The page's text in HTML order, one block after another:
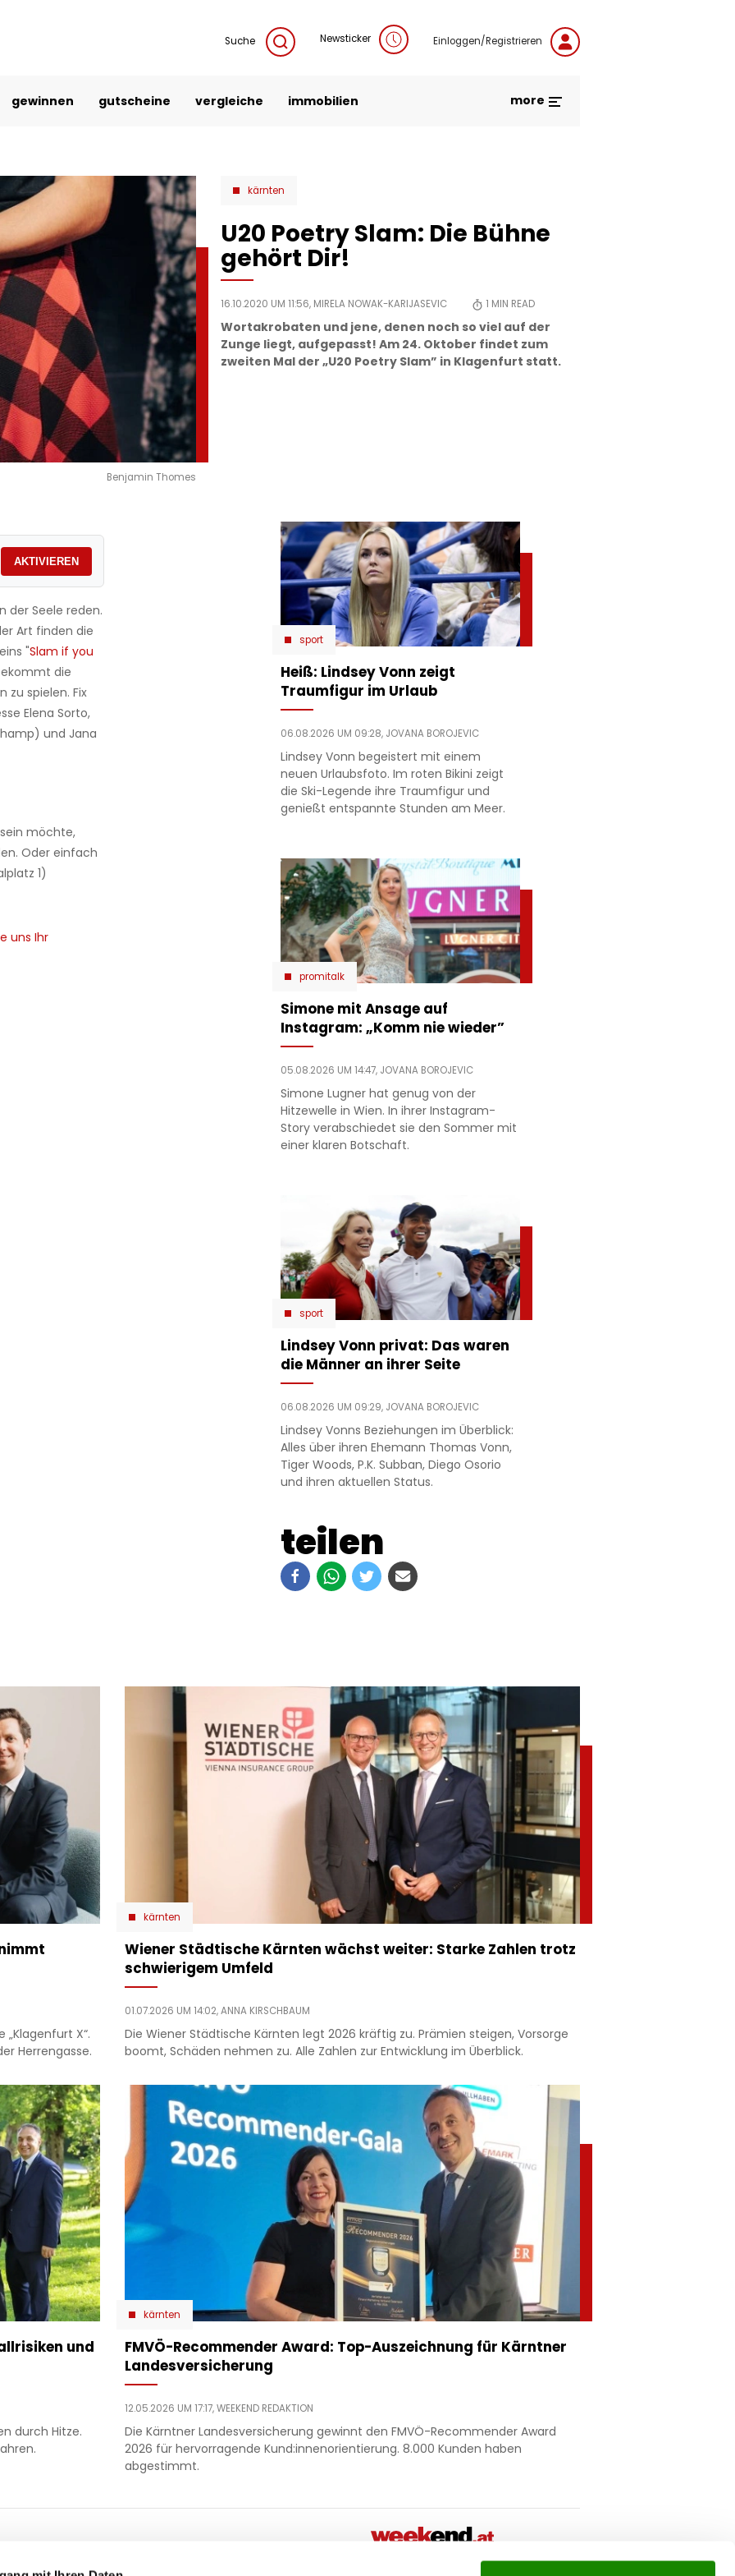
Suche Newsticker Einloggen/Registrieren
gewinnen gutscheine vergleiche immobilien more
Benjamin Thomes
kärnten
U20 Poetry Slam: Die Bühne
gehört Dir!
16.10.2020 UM 11:56, MIRELA NOWAK-KARIJASEVIC 1 MIN READ
Wortakrobaten und jene, denen noch so viel auf der
Zunge liegt, aufgepasst! Am 24. Oktober findet zum
zweiten Mal der „U20 Poetry Slam” in Klagenfurt statt.
AKTIVIEREN
der Seele reden.
Art finden die
"Slam if you
die
zu spielen. Fix
Elena Sorto,
und Jana
möchte,
Oder einfach
1)
uns Ihr
teilen
sport
Heiß: Lindsey Vonn zeigt
Traumfigur im Urlaub
06.08.2026 UM 09:28, JOVANA BOROJEVIC
Lindsey Vonn begeistert mit einem
neuen Urlaubsfoto. Im roten Bikini zeigt
die Ski-Legende ihre Traumfigur und
genießt entspannte Stunden am Meer.
promitalk
Simone mit Ansage auf
Instagram: „Komm nie wieder”
05.08.2026 UM 14:47, JOVANA BOROJEVIC
Simone Lugner hat genug von der
Hitzewelle in Wien. In ihrer Instagram-
Story verabschiedet sie den Sommer mit
einer klaren Botschaft.
sport
Lindsey Vonn privat: Das waren
die Männer an ihrer Seite
06.08.2026 UM 09:29, JOVANA BOROJEVIC
Lindsey Vonns Beziehungen im Überblick:
Alles über ihren Ehemann Thomas Vonn,
Tiger Woods, P.K. Subban, Diego Osorio
und ihren aktuellen Status.
X“.
Herrengasse.
kärnten
Wiener Städtische Kärnten wächst weiter: Starke Zahlen trotz
schwierigem Umfeld
01.07.2026 UM 14:02,ANNA KIRSCHBAUM
Die Wiener Städtische Kärnten legt 2026 kräftig zu. Prämien steigen, Vorsorge
boomt, Schäden nehmen zu. Alle Zahlen zur Entwicklung im Überblick.
und
durch Hitze.
kärnten
​FMVÖ-Recommender Award: Top-Auszeichnung für Kärntner
Landesversicherung
12.05.2026 UM 17:17,WEEKEND REDAKTION
Die Kärntner Landesversicherung gewinnt den FMVÖ-Recommender Award
2026 für hervorragende Kund:innenorientierung. 8.000 Kunden haben
abgestimmt.